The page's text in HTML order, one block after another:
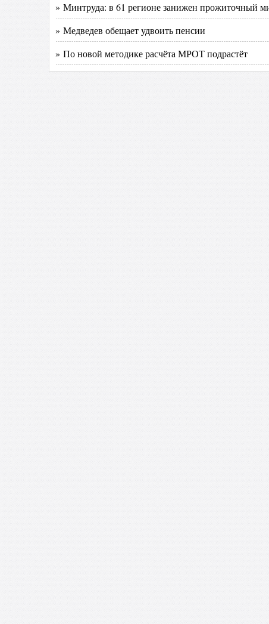
» Минтруда: в 61 регионе занижен прожиточный
» Медведев обещает удвоить пенсии
» По новой методике расчёта МРОТ подрастёт